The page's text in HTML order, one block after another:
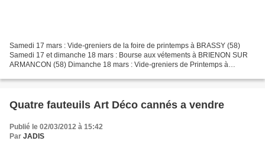
Samedi 17 mars : Vide-greniers de la foire de printemps à BRASSY (58)
Samedi 17 et dimanche 18 mars : Bourse aux vétements à BRIENON SUR
ARMANCON (58) Dimanche 18 mars : Vide-greniers de Printemps à
Quatre fauteuils Art Déco cannés a vendre
Publié le 02/03/2012 à 15:42
Par JADIS